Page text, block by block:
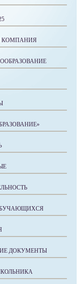
КОМПАНИЯ
ДОКУМЕНТЫ